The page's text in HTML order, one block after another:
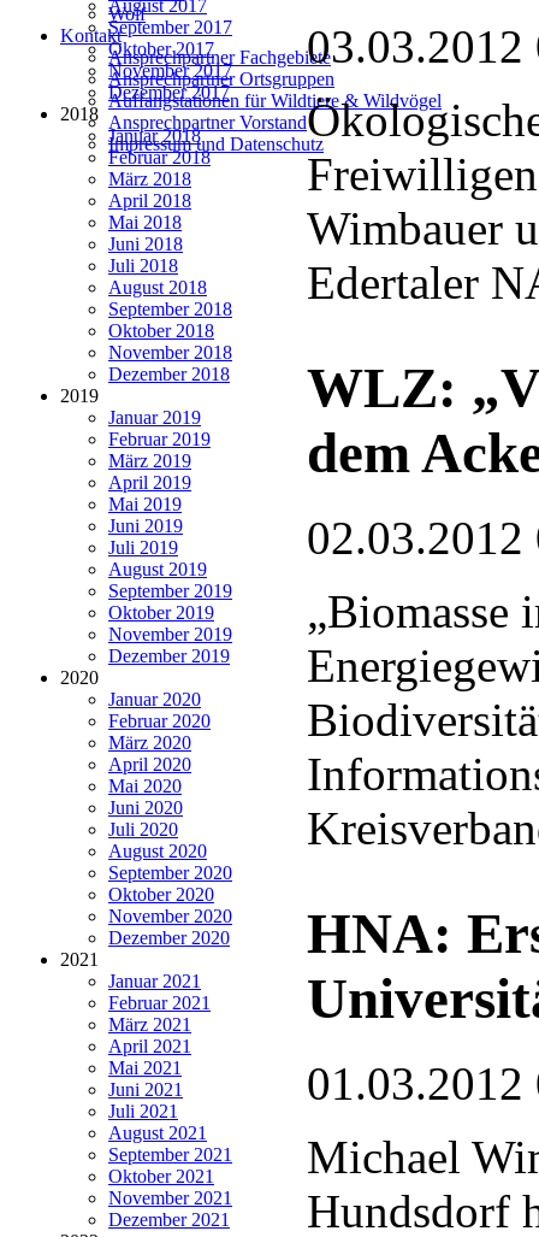
Wolf
Kontakt
Ansprechpartner Fachgebiete
Ansprechpartner Ortsgruppen
Auffangstationen für Wildtiere & Wildvögel
Ansprechpartner Vorstand
Impressum und Datenschutz
August 2017
September 2017
Oktober 2017
November 2017
Dezember 2017
2018
Januar 2018
Februar 2018
März 2018
April 2018
Mai 2018
Juni 2018
Juli 2018
August 2018
September 2018
Oktober 2018
November 2018
Dezember 2018
2019
Januar 2019
Februar 2019
März 2019
April 2019
Mai 2019
Juni 2019
Juli 2019
August 2019
September 2019
Oktober 2019
November 2019
Dezember 2019
2020
Januar 2020
Februar 2020
März 2020
April 2020
Mai 2020
Juni 2020
Juli 2020
August 2020
September 2020
Oktober 2020
November 2020
Dezember 2020
2021
Januar 2021
Februar 2021
März 2021
April 2021
Mai 2021
Juni 2021
Juli 2021
August 2021
September 2021
Oktober 2021
November 2021
Dezember 2021
03.03.2012
Wimbauer
Edertaler
WLZ:
dem
02.03.2012
„Biomasse
HNA:
01.03.2012
Michael
Hundsdorf